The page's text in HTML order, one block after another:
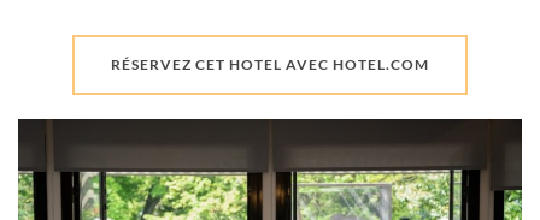
RÉSERVEZ CET HOTEL AVEC HOTEL.COM